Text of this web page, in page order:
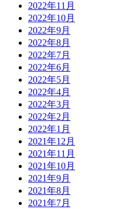
2022年11月
2022年10月
2022年9月
2022年8月
2022年7月
2022年6月
2022年5月
2022年4月
2022年3月
2022年2月
2022年1月
2021年12月
2021年11月
2021年10月
2021年9月
2021年8月
2021年7月